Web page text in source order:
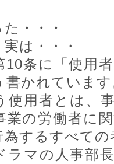
・・・
は・・・
10条に「使用
書かれていま
使用者とは、
業の労働者に
するすべて
ラマの人事部